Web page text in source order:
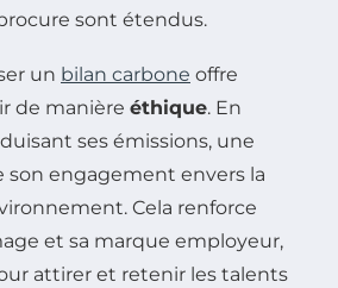
sont étendus.
un bilan carbone offre
de manière éthique. En
ses émissions, une
engagement envers la
Cela renforce
et sa marque employeur,
attirer et retenir les talents